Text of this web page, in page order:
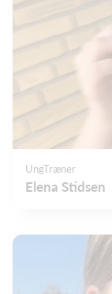
UngTræner
Elena Stidsen